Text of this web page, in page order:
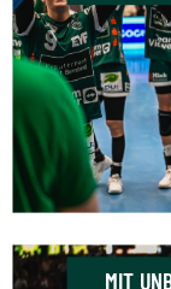
MIT